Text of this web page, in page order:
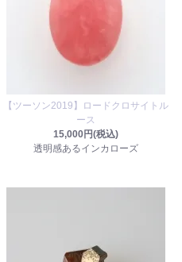
【ツーソン2019】ロードクロサイトル
ース
15,000円(税込)
透明感あるインカローズ